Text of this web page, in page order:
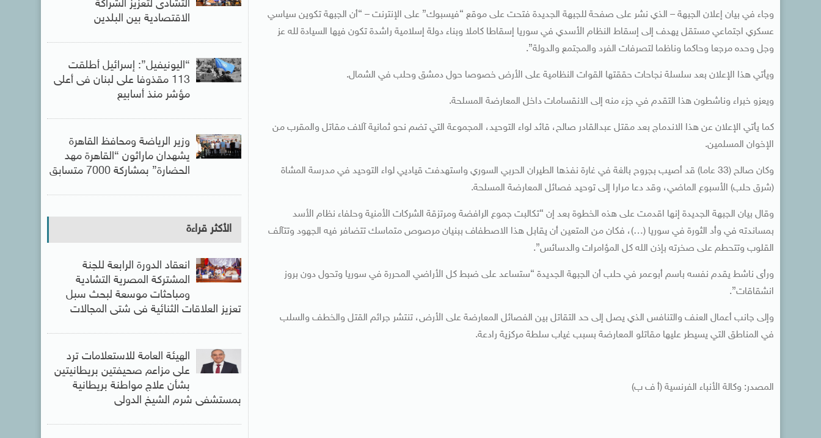
وجاء في بيان إعلان الجبهة – الذي نشر على صفحة للجبهة الجديدة فتحت على موقع “فيسبوك” على الإنترنت – “أن الجبهة تكوين سياسي
عسكري اجتماعي مستقل يهدف إلى إسقاط النظام الأسدي في سوريا إسقاطا كاملا وبناء دولة إسلامية راشدة تكون فيها السيادة لله عز
وجل وحده مرجعا وحاكما وناظما لتصرفات الفرد والمجتمع والدولة”.
ويأتي هذا الإعلان بعد سلسلة نجاحات حققتها القوات النظامية على الأرض خصوصا حول دمشق وحلب في الشمال.
ويعزو خبراء وناشطون هذا التقدم في جزء منه إلى الانقسامات داخل المعارضة المسلحة.
كما يأتي الإعلان عن هذا الاندماج بعد مقتل عبدالقادر صالح، قائد لواء التوحيد، المجموعة التي تضم نحو ثمانية آلاف مقاتل والمقرب من
الإخوان المسلمين.
وكان صالح (33 عاما) قد أصيب بجروح بالغة في غارة نفذها الطيران الحربي السوري واستهدفت قياديي لواء التوحيد في مدرسة المشاة
(شرق حلب) الأسبوع الماضي، وقد دعا مرارا إلى توحيد فصائل المعارضة المسلحة.
وقال بيان الجبهة الجديدة إنها اقدمت على هذه الخطوة بعد إن “تكالبت جموع الرافضة ومرتزقة الشركات الأمنية وحلفاء نظام الأسد
بمساندته في وأد الثورة في سوريا (…)، فكان من المتعين أن يقابل هذا الاصطفاف ببنيان مرصوص متماسك تتضافر فيه الجهود وتتآلف
القلوب وتتحطم على صخرته بإذن الله كل المؤامرات والدسائس”.
ورأى ناشط يقدم نفسه باسم أبوعمر في حلب أن الجبهة الجديدة “ستساعد على ضبط كل الأراضي المحررة في سوريا وتحول دون بروز
انشقاقات”.
وإلى جانب أعمال العنف والتنافس الذي يصل إلى حد التقاتل بين الفصائل المعارضة على الأرض، تنتشر جرائم القتل والخطف والسلب
في المناطق التي يسيطر عليها مقاتلو المعارضة بسبب غياب سلطة مركزية رادعة.
المصدر: وكالة الأنباء الفرنسية (أ ف ب)
التشادى لتعزيز الشراكة
الاقتصادية بين البلدين
“اليونيفيل”: إسرائيل أطلقت
113 مقذوفا على لبنان فى أعلى
مؤشر منذ أسابيع
وزير الرياضة ومحافظ القاهرة
يشهدان ماراثون “القاهرة مهد
الحضارة” بمشاركة 7000 متسابق
الأكثر قراءة
انعقاد الدورة الرابعة للجنة
المشتركة المصرية التشادية
ومباحثات موسعة لبحث سبل
تعزيز العلاقات الثنائية فى شتى المجالات
الهيئة العامة للاستعلامات ترد
على مزاعم صحيفتين بريطانيتين
بشأن علاج مواطنة بريطانية
بمستشفى شرم الشيخ الدولى